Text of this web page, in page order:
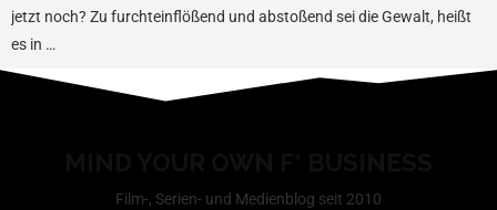
jetzt noch? Zu furchteinflößend und abstoßend sei die Gewalt, heißt
es in …
Film-, Serien- und Medienblog seit 2010